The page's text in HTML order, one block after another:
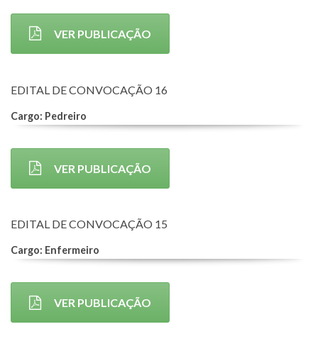
VER PUBLICAÇÃO
EDITAL DE CONVOCAÇÃO 16
Cargo: Pedreiro
VER PUBLICAÇÃO
EDITAL DE CONVOCAÇÃO 15
Cargo: Enfermeiro
VER PUBLICAÇÃO